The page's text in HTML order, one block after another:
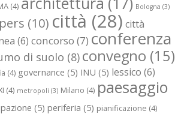
(4) Bologna (3)
(10) città (28) città
(6) concorso (7) conferenza
di suolo (8) convegno (15)
(4) governance (5) INU (5) lessico (6)
(4) metropoli (3) Milano (4) paesaggio
(5) periferia (5) pianificazione (4)